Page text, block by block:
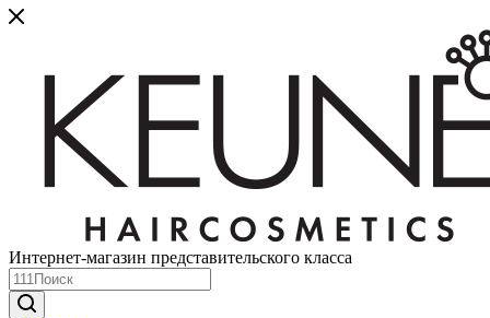
Интернет-магазин представительского класса